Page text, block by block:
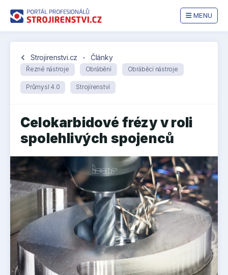
MENU
chevron_left Strojirenstvi.cz - Články
Řezné nástroje Obrábění Obráběcí nástroje
Průmysl 4.0 Strojírenství
Celokarbidové frézy v roli
spolehlivých spojenců